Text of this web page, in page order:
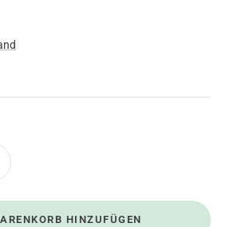
HINZUFÜGEN